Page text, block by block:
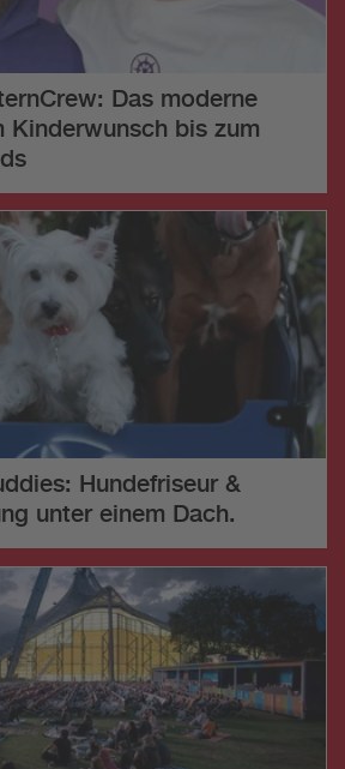
Das moderne
Kinderwunsch bis zum
Hundefriseur &
unter einem Dach.